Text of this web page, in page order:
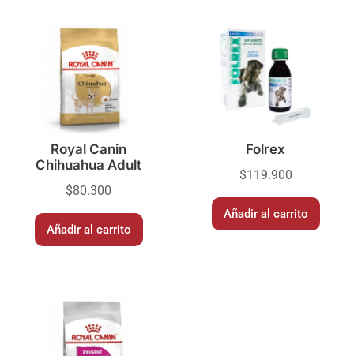
Royal Canin
Chihuahua Adult
$80.300
Añadir al carrito
Folrex
$119.900
Añadir al carrito